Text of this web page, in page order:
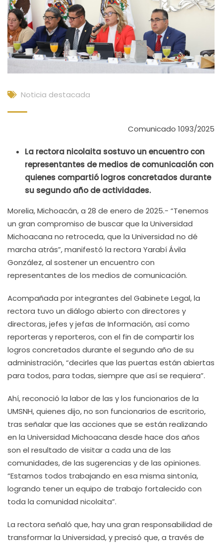
Noticia destacada
Comunicado 1093/2025
La rectora nicolaita sostuvo un encuentro con
representantes de medios de comunicación con
quienes compartió logros concretados durante
su segundo año de actividades.
Morelia, Michoacán, a 28 de enero de 2025.- “Tenemos
un gran compromiso de buscar que la Universidad
Michoacana no retroceda, que la Universidad no dé
marcha atrás”, manifestó la rectora Yarabí Ávila
González, al sostener un encuentro con
representantes de los medios de comunicación.
Acompañada por integrantes del Gabinete Legal, la
rectora tuvo un diálogo abierto con directores y
directoras, jefes y jefas de Información, así como
reporteras y reporteros, con el fin de compartir los
logros concretados durante el segundo año de su
administración, “decirles que las puertas están abiertas
para todos, para todas, siempre que así se requiera”.
Ahí, reconoció la labor de las y los funcionarios de la
UMSNH, quienes dijo, no son funcionarios de escritorio,
tras señalar que las acciones que se están realizando
en la Universidad Michoacana desde hace dos años
son el resultado de visitar a cada una de las
comunidades, de las sugerencias y de las opiniones.
“Estamos todos trabajando en esa misma sintonía,
logrando tener un equipo de trabajo fortalecido con
toda la comunidad nicolaita”.
La rectora señaló que, hay una gran responsabilidad de
transformar la Universidad, y precisó que, a través de